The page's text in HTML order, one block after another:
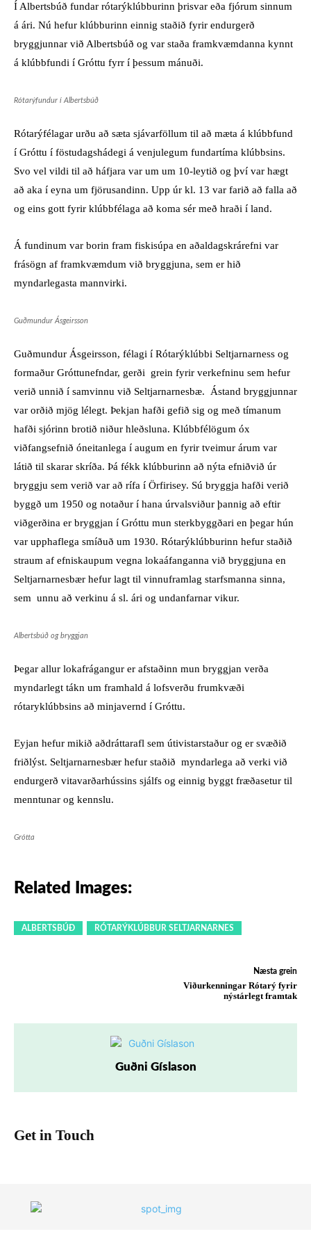
Í Albertsbúð fundar rótarýklúbburinn þrisvar eða fjórum sinnum
á ári. Nú hefur klúbburinn einnig staðið fyrir endurgerð
bryggjunnar við Albertsbúð og var staða framkvæmdanna kynnt
á klúbbfundi í Gróttu fyrr í þessum mánuði.
Rótarýfundur í Albertsbúð
Rótarýfélagar urðu að sæta sjávarföllum til að mæta á klúbbfund
í Gróttu í föstudagshádegi á venjulegum fundartíma klúbbsins.
Svo vel vildi til að háfjara var um um 10-leytið og því var hægt
að aka í eyna um fjörusandinn. Upp úr kl. 13 var farið að falla að
og eins gott fyrir klúbbfélaga að koma sér með hraði í land.
Á fundinum var borin fram fiskisúpa en aðaldagskrárefni var
frásögn af framkvæmdum við bryggjuna, sem er hið
myndarlegasta mannvirki.
Guðmundur Ásgeirsson
Guðmundur Ásgeirsson, félagi í Rótarýklúbbi Seltjarnarness og
formaður Gróttunefndar, gerði grein fyrir verkefninu sem hefur
verið unnið í samvinnu við Seltjarnarnesbæ. Ástand bryggjunnar
var orðið mjög lélegt. Þekjan hafði gefið sig og með tímanum
hafði sjórinn brotið niður hleðsluna. Klúbbfélögum óx
viðfangsefnið óneitanlega í augum en fyrir tveimur árum var
látið til skarar skríða. Þá fékk klúbburinn að nýta efniðvið úr
bryggju sem verið var að rífa í Örfirisey. Sú bryggja hafði verið
byggð um 1950 og notaður í hana úrvalsviður þannig að eftir
viðgerðina er bryggjan í Gróttu mun sterkbyggðari en þegar hún
var upphaflega smíðuð um 1930. Rótarýklúbburinn hefur staðið
straum af efniskaupum vegna lokaáfanganna við bryggjuna en
Seltjarnarnesbær hefur lagt til vinnuframlag starfsmanna sinna,
sem unnu að verkinu á sl. ári og undanfarnar vikur.
Albertsbúð og bryggjan
Þegar allur lokafrágangur er afstaðinn mun bryggjan verða
myndarlegt tákn um framhald á lofsverðu frumkvæði
rótaryklúbbsins að minjavernd í Gróttu.
Eyjan hefur mikið aðdráttarafl sem útivistarstaður og er svæðið
friðlýst. Seltjarnarnesbær hefur staðið myndarlega að verki við
endurgerð vitavarðarhússins sjálfs og einnig byggt fræðasetur til
menntunar og kennslu.
Grótta
Related Images:
ALBERTSBÚÐ RÓTARÝKLÚBBUR SELTJARNARNES
Næsta grein
Viðurkenningar Rótarý fyrir
nýstárlegt framtak
Guðni Gíslason
Get in Touch